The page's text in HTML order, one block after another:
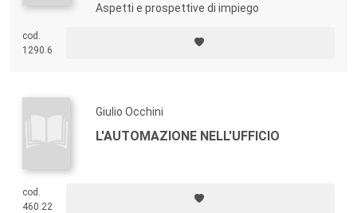
Aspetti e prospettive di impiego
cod.
1290.6
Giulio Occhini
L'AUTOMAZIONE NELL'UFFICIO
cod.
460.22